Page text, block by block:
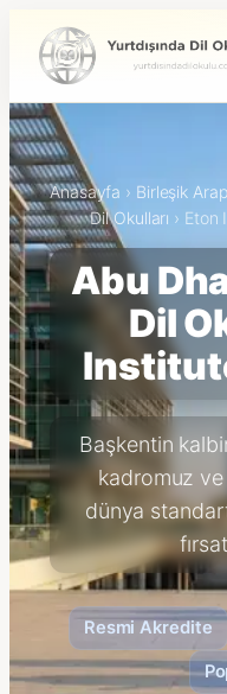
Anasayfa › Birleşik
Dil Okulları › Eton
Abu
Dil
Başkentin
kadromuz
dünya
Resmi Akredite